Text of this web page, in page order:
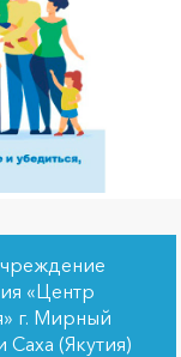
«Центр
г. Мирный
(Якутия)